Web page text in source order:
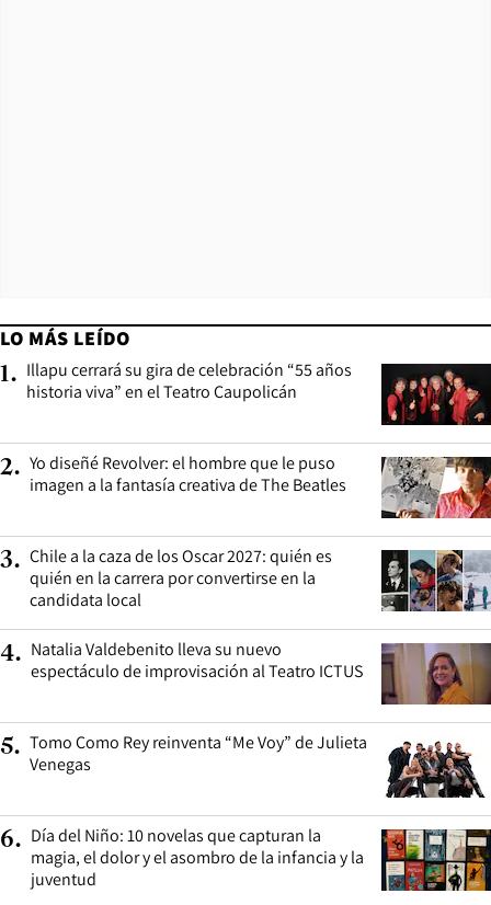
LO MÁS LEÍDO
1. Illapu cerrará su gira de celebración “55 años
historia viva” en el Teatro Caupolicán
2. Yo diseñé Revolver: el hombre que le puso
imagen a la fantasía creativa de The Beatles
3. Chile a la caza de los Oscar 2027: quién es
quién en la carrera por convertirse en la
candidata local
4. Natalia Valdebenito lleva su nuevo
espectáculo de improvisación al Teatro ICTUS
5. Tomo Como Rey reinventa “Me Voy” de Julieta
Venegas
6. Día del Niño: 10 novelas que capturan la
magia, el dolor y el asombro de la infancia y la
juventud